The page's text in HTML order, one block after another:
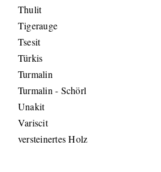
Thulit
Tigerauge
Tsesit
Türkis
Turmalin
Turmalin - Schörl
Unakit
Variscit
versteinertes Holz